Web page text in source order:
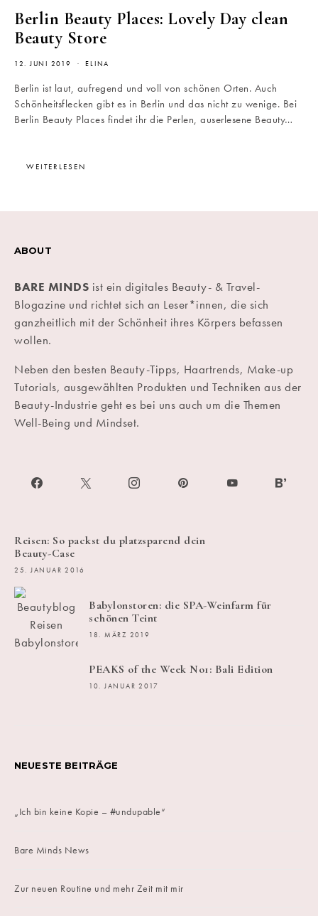
Berlin Beauty Places: Lovely Day clean
Beauty Store
12. JUNI 2019 ELINA
Berlin ist laut, aufregend und voll von schönen Orten. Auch
Schönheitsflecken gibt es in Berlin und das nicht zu wenige. Bei
Berlin Beauty Places findet ihr die Perlen, auserlesene Beauty…
WEITERLESEN
ABOUT
BARE MINDS ist ein digitales Beauty- & Travel-
Blogazine und richtet sich an Leser*innen, die sich
ganzheitlich mit der Schönheit ihres Körpers befassen
wollen.
Neben den besten Beauty-Tipps, Haartrends, Make-up
Tutorials, ausgewählten Produkten und Techniken aus der
Beauty-Industrie geht es bei uns auch um die Themen
Well-Being und Mindset.
Reisen: So packst du platzsparend dein
Beauty-Case
25. JANUAR 2016
Babylonstoren: die SPA-Weinfarm für
schönen Teint
18. MÄRZ 2019
PEAKS of the Week No1: Bali Edition
10. JANUAR 2017
NEUESTE BEITRÄGE
„Ich bin keine Kopie – #undupable“
Bare Minds News
Zur neuen Routine und mehr Zeit mit mir